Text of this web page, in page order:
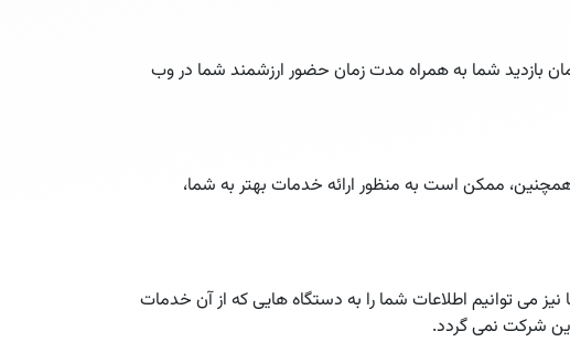
بازدید شما به همراه مدت زمان حضور ارزشمند شما در وب
ممکن است به منظور ارائه خدمات بهتر به شما،
می توانیم اطلاعات شما را به دستگاه هایی که از آن خدمات
شرکت نمی گردد.